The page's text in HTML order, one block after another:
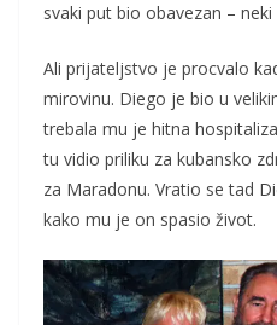
svaki put bio obavezan –
Ali prijateljstvo je procvalo
mirovinu. Diego je bio u
trebala mu je hitna
tu vidio priliku za kubansko
za Maradonu. Vratio se tad
kako mu je on spasio život.